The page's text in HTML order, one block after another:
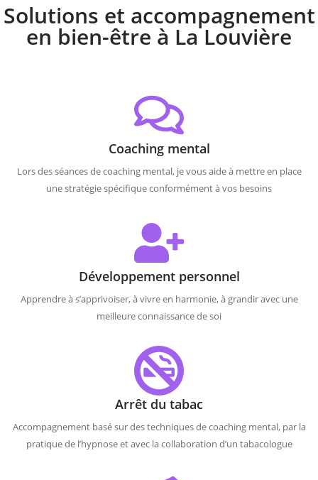
Solutions et accompagnement
en bien-être à La Louvière
Coaching mental
Lors des séances de coaching mental, je vous aide à mettre en place
une stratégie spécifique conformément à vos besoins
Développement personnel
Apprendre à s’apprivoiser, à vivre en harmonie, à grandir avec une
meilleure connaissance de soi
Arrêt du tabac
Accompagnement basé sur des techniques de coaching mental, par la
pratique de l’hypnose et avec la collaboration d’un tabacologue